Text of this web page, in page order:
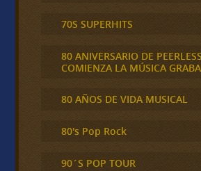
70S SUPERHITS
80 ANIVERSARIO DE
COMIENZA LA MÚSICA
80 AÑOS DE VIDA MUSICAL
80's Pop Rock
90´S POP TOUR